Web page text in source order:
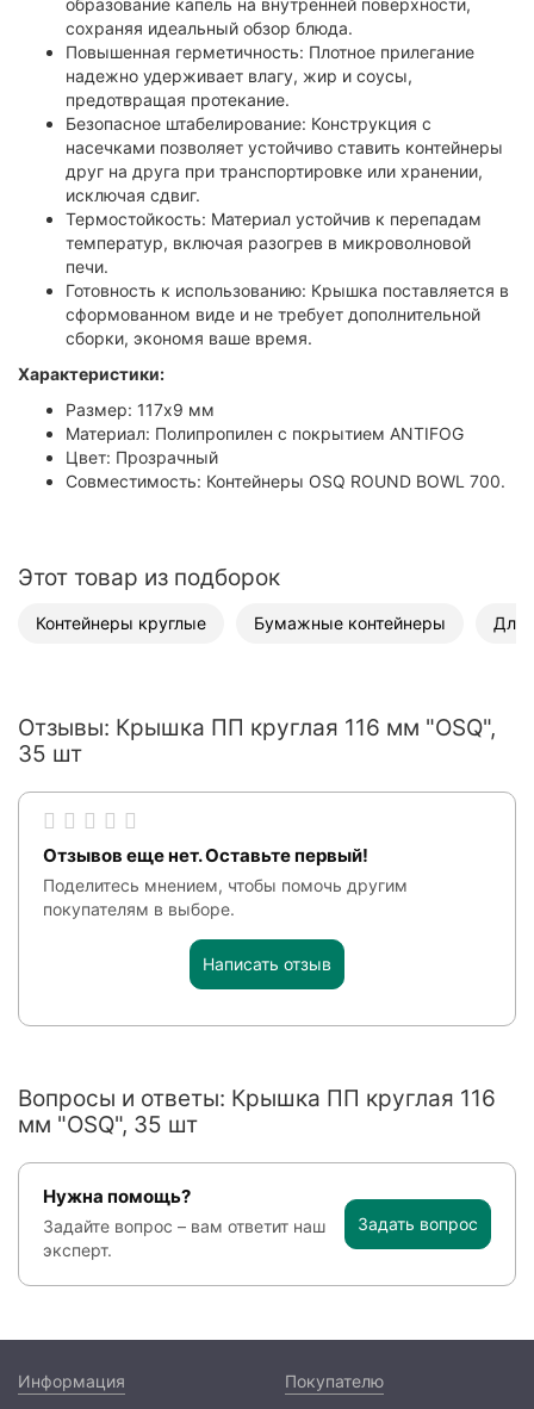
сохраняя идеальный обзор блюда.
Повышенная герметичность: Плотное прилегание
надежно удерживает влагу, жир и соусы,
предотвращая протекание.
Безопасное штабелирование: Конструкция с
насечками позволяет устойчиво ставить контейнеры
друг на друга при транспортировке или хранении,
исключая сдвиг.
Термостойкость: Материал устойчив к перепадам
температур, включая разогрев в микроволновой
печи.
Готовность к использованию: Крышка поставляется в
сформованном виде и не требует дополнительной
сборки, экономя ваше время.
Характеристики:
Размер: 117х9 мм
Материал: Полипропилен с покрытием ANTIFOG
Цвет: Прозрачный
Совместимость: Контейнеры OSQ ROUND BOWL 700.
Этот товар из подборок
Контейнеры круглые Бумажные контейнеры Для
Отзывы: Крышка ПП круглая 116 мм "OSQ",
35 шт
Отзывов еще нет. Оставьте первый!
Поделитесь мнением, чтобы помочь другим
покупателям в выборе.
Написать отзыв
Вопросы и ответы: Крышка ПП круглая 116
мм "OSQ", 35 шт
Нужна помощь?
Задайте вопрос – вам ответит наш
эксперт.
Задать вопрос
Информация
Покупателю